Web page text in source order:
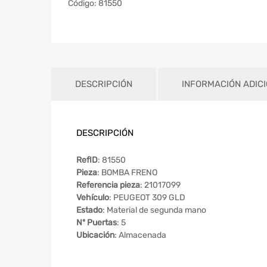
Código: 81550
DESCRIPCIÓN INFORMACIÓN
DESCRIPCIÓN
RefID: 81550
Pieza: BOMBA FRENO
Referencia pieza: 21017099
Vehículo: PEUGEOT 309 GLD
Estado: Material de segunda mano
Nº Puertas: 5
Ubicación: Almacenada